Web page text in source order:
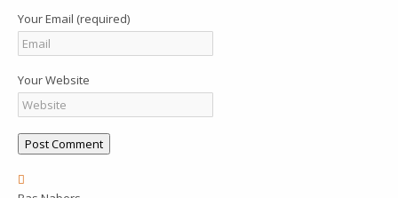
Your Email (required)
Your Website